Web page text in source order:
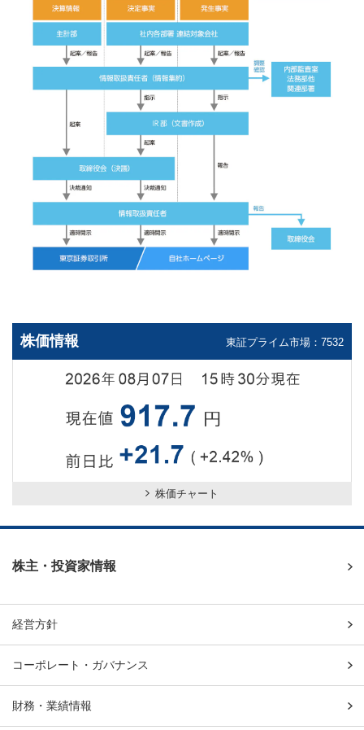
株価情報 東証プライム市場：7532
株価チャート
株主・投資家情報
経営方針
コーポレート・ガバナンス
財務・業績情報